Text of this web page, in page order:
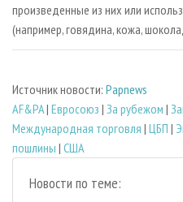
произведенные из них или
(например, говядина, кожа,
Источник новости: Papnews
AF&PA| Евросоюз | За рубежом |
Международная торговля | ЦБП |
пошлины | США
Новости по теме: